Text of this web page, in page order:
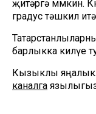
җитәргә мөмкин.
градус тәшкил
барлыкка килүе
Кызыклы
каналга